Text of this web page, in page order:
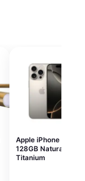
Apple iPhone 16 Pro
128GB Natural
Titanium